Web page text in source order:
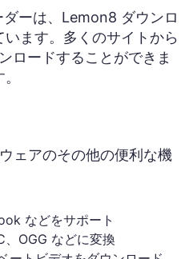
ーは、Lemon8 ダウンロ
ます。多くのサイトから
ロードすることができま
ェアのその他の便利な機
などをサポート
、OGG などに変換